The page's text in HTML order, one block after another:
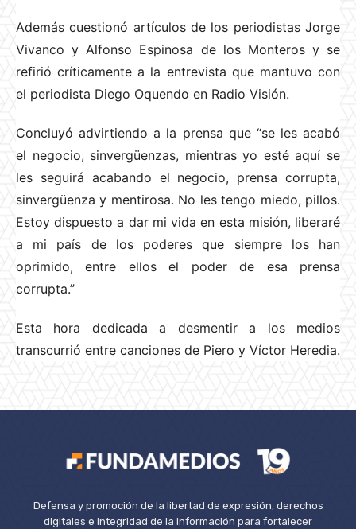
Además cuestionó artículos de los periodistas Jorge
Vivanco y Alfonso Espinosa de los Monteros y se
refirió críticamente a la entrevista que mantuvo con
el periodista Diego Oquendo en Radio Visión.
Concluyó advirtiendo a la prensa que “se les acabó
el negocio, sinvergüenzas, mientras yo esté aquí se
les seguirá acabando el negocio, prensa corrupta,
sinvergüenza y mentirosa. No les tengo miedo, pillos.
Estoy dispuesto a dar mi vida en esta misión, liberaré
a mi país de los poderes que siempre los han
oprimido, entre ellos el poder de esa prensa
corrupta.”
Esta hora dedicada a desmentir a los medios
transcurrió entre canciones de Piero y Víctor Heredia.
Defensa y promoción de la libertad de expresión, derechos
digitales e integridad de la información para fortalecer